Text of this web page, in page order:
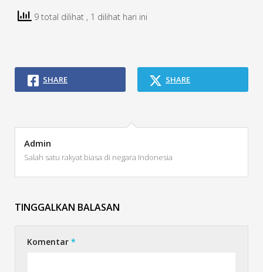
9 total dilihat , 1 dilihat hari ini
SHARE SHARE
Admin
Salah satu rakyat biasa di negara Indonesia
TINGGALKAN BALASAN
Komentar *